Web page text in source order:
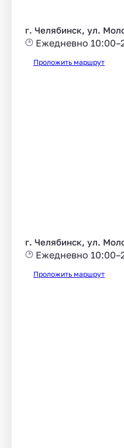
г. Челябинск, ул.
Ежедневно
Проложить маршрут
г. Челябинск, ул.
Ежедневно
Проложить маршрут